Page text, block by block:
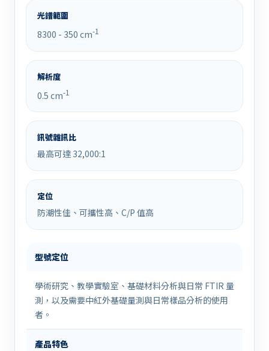
光譜範圍
8300 - 350 cm-1
解析度
0.5 cm-1
訊號雜訊比
最高可達 32,000:1
定位
防潮性佳、可攜性高、C/P 值高
型號定位
學術研究、教學實驗室、基礎材料分析與日常 FTIR 量
測，以及需要中紅外基礎量測與日常樣品分析的使用
者。
產品特色